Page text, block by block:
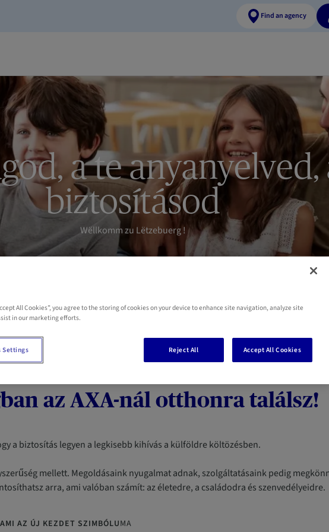
Find an agency
a te anyanyelved,
biztosításod
Wëllkomm zu Lëtzebuerg !
jössz, bármilyen nyelven
az AXA-nál otthonra találsz!
a biztosítás legyen a legkisebb kihívás a külföldre költözésben.
mellett. Megoldásaink nyugalmat adnak, szolgáltatásaink pedig
arra, ami valóban számít: az életedre, a családodra és szenvedélyeidre.
AZ ÚJ KEZDET SZIMBÓLUMA
All Cookies”, you agree to the storing of cookies on your device to enhance site navigation, analyze site
in our marketing efforts.
Reject All Accept All Cookies
Settings